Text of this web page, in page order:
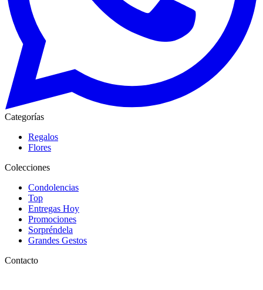
Categorías
Regalos
Flores
Colecciones
Condolencias
Top
Entregas Hoy
Promociones
Sorpréndela
Grandes Gestos
Contacto